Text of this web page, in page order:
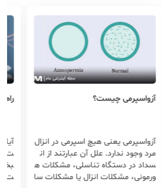
چیست؟
یعنی هیچ اسپرمی در انزال
علل آن عبارتند از ان
تناسلی، مشکلات ه
انزال یا مشکلات سا
راه های
ت یا شعار
بختانه پاسخ
ت اسپرم در